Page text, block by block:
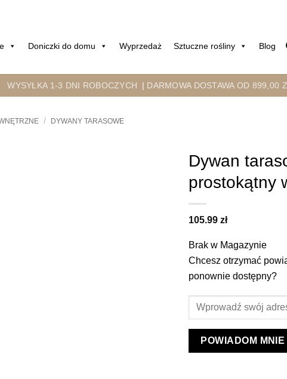
Doniczki do domu Wyprzedaż Sztuczne rośliny Blog
WYSYŁKA 1-3 DNI ROBOCZYCH | DARMOWA DOSTAWA OD 899,00
/ DYWANY TARASOWE
Dywan
prostokątny
105.99 zł
Brak w Magazynie
Chcesz otrzymać
ponownie dostępny?
POWIADOM MNIE